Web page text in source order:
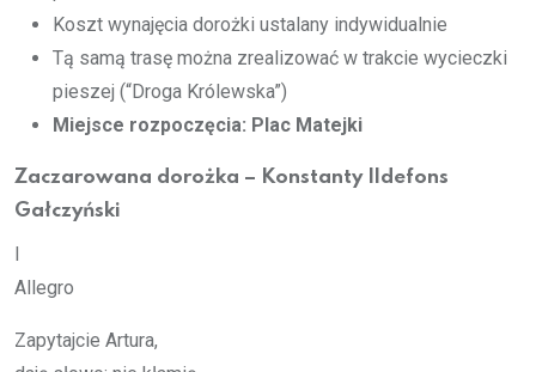
Koszt wynajęcia dorożki ustalany indywidualnie
Tą samą trasę można zrealizować w trakcie wycieczki
pieszej (“Droga Królewska”)
Miejsce rozpoczęcia: Plac Matejki
Zaczarowana dorożka – Konstanty Ildefons
Gałczyński
I
Al­le­gro
Za­py­taj­cie Ar­tu­ra,